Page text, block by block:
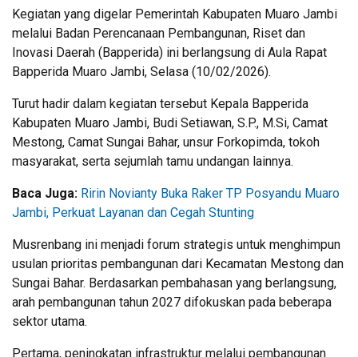
Kegiatan yang digelar Pemerintah Kabupaten Muaro Jambi
melalui Badan Perencanaan Pembangunan, Riset dan
Inovasi Daerah (Bapperida) ini berlangsung di Aula Rapat
Bapperida Muaro Jambi, Selasa (10/02/2026).
Turut hadir dalam kegiatan tersebut Kepala Bapperida
Kabupaten Muaro Jambi, Budi Setiawan, S.P., M.Si, Camat
Mestong, Camat Sungai Bahar, unsur Forkopimda, tokoh
masyarakat, serta sejumlah tamu undangan lainnya.
Baca Juga: Ririn Novianty Buka Raker TP Posyandu Muaro
Jambi, Perkuat Layanan dan Cegah Stunting
Musrenbang ini menjadi forum strategis untuk menghimpun
usulan prioritas pembangunan dari Kecamatan Mestong dan
Sungai Bahar. Berdasarkan pembahasan yang berlangsung,
arah pembangunan tahun 2027 difokuskan pada beberapa
sektor utama.
Pertama, peningkatan infrastruktur melalui pembangunan